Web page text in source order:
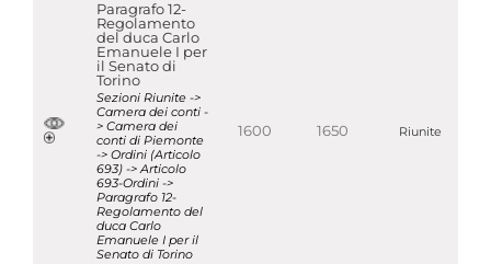
Paragrafo 12-
Regolamento
del duca Carlo
Emanuele I per
il Senato di
Torino
Sezioni Riunite ->
Camera dei conti -
> Camera dei
conti di Piemonte
-> Ordini (Articolo
693) -> Articolo
693-Ordini ->
Paragrafo 12-
Regolamento del
duca Carlo
Emanuele I per il
Senato di Torino
1600 1650 Riunite